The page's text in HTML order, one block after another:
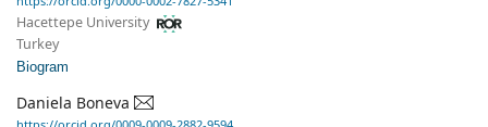
Hacettepe University
Turkey
Biogram
Daniela Boneva